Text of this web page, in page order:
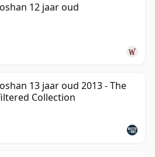
12 jaar oud
13 jaar oud 2013 - The
Collection